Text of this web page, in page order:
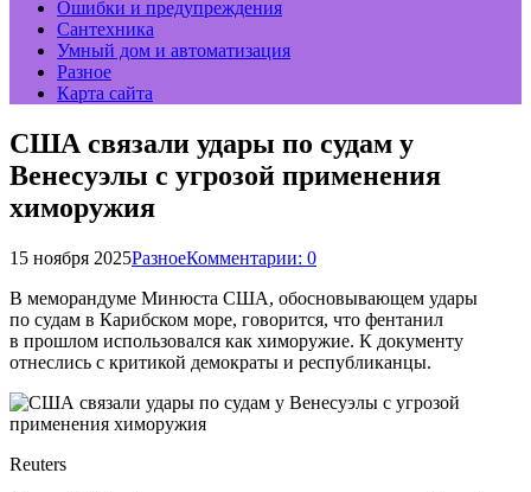
Ошибки и предупреждения
Сантехника
Умный дом и автоматизация
Разное
Карта сайта
США связали удары по судам у
Венесуэлы с угрозой применения
химоружия
15 ноября 2025РазноеКомментарии: 0
В меморандуме Минюста США, обосновывающем удары
по судам в Карибском море, говорится, что фентанил
в прошлом использовался как химоружие. К документу
отнеслись с критикой демократы и республиканцы.
Reuters